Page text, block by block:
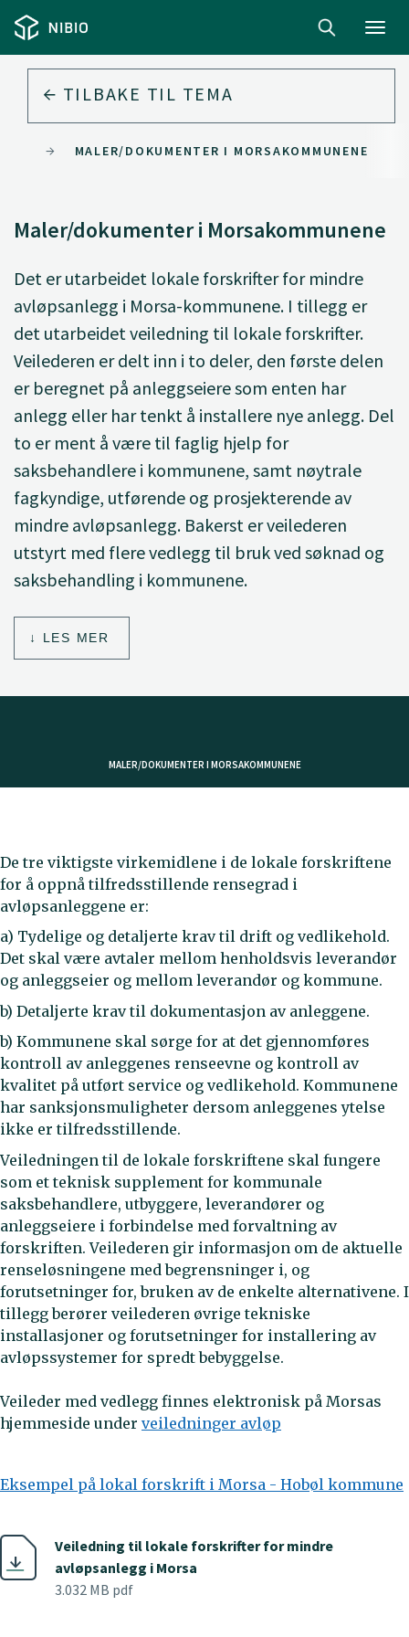
TILBAKE TIL TEMA
MALER/DOKUMENTER I MORSAKOMMUNENE
Maler/dokumenter i Morsakommunene
Det er utarbeidet lokale forskrifter for mindre
avløpsanlegg i Morsa-kommunene. I tillegg er
det utarbeidet veiledning til lokale forskrifter.
Veilederen er delt inn i to deler, den første delen
er beregnet på anleggseiere som enten har
anlegg eller har tenkt å installere nye anlegg. Del
to er ment å være til faglig hjelp for
saksbehandlere i kommunene, samt nøytrale
fagkyndige, utførende og prosjekterende av
mindre avløpsanlegg. Bakerst er veilederen
utstyrt med flere vedlegg til bruk ved søknad og
saksbehandling i kommunene.
LES MER
MALER/DOKUMENTER I MORSAKOMMUNENE
De tre viktigste virkemidlene i de lokale forskriftene
for å oppnå tilfredsstillende rensegrad i
avløpsanleggene er:
a) Tydelige og detaljerte krav til drift og vedlikehold.
Det skal være avtaler mellom henholdsvis leverandør
og anleggseier og mellom leverandør og kommune.
b) Detaljerte krav til dokumentasjon av anleggene.
b) Kommunene skal sørge for at det gjennomføres
kontroll av anleggenes renseevne og kontroll av
kvalitet på utført service og vedlikehold. Kommunene
har sanksjonsmuligheter dersom anleggenes ytelse
ikke er tilfredsstillende.
Veiledningen til de lokale forskriftene skal fungere
som et teknisk supplement for kommunale
saksbehandlere, utbyggere, leverandører og
anleggseiere i forbindelse med forvaltning av
forskriften. Veilederen gir informasjon om de aktuelle
renseløsningene med begrensninger i, og
forutsetninger for, bruken av de enkelte alternativene. I
tillegg berører veilederen øvrige tekniske
installasjoner og forutsetninger for installering av
avløpssystemer for spredt bebyggelse.
Veileder med vedlegg finnes elektronisk på Morsas
hjemmeside under veiledninger avløp
Eksempel på lokal forskrift i Morsa - Hobøl kommune
Veiledning til lokale forskrifter for mindre
avløpsanlegg i Morsa
3.032 MB pdf